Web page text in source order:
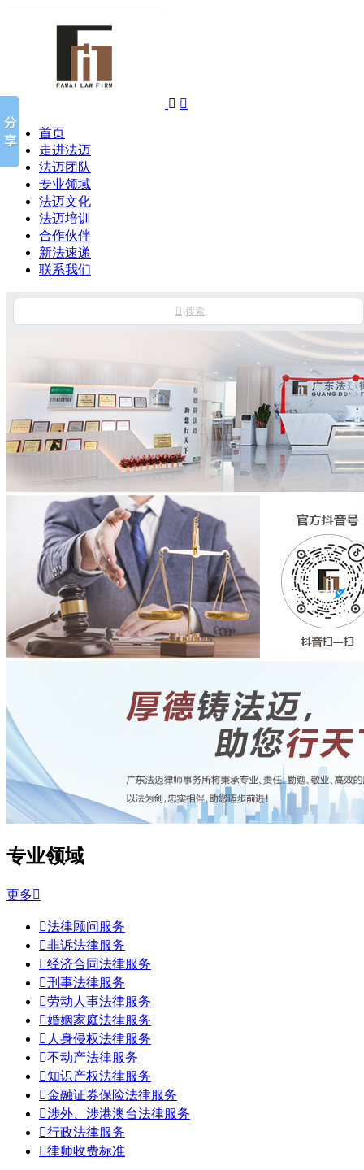
 
首页
走进法迈
法迈团队
专业领域
法迈文化
法迈培训
合作伙伴
新法速递
联系我们
 搜索
专业领域
更多
法律顾问服务
非诉法律服务
经济合同法律服务
刑事法律服务
劳动人事法律服务
婚姻家庭法律服务
 人身侵权法律服务
不动产法律服务
知识产权法律服务
金融证券保险法律服务
涉外、涉港澳台法律服务
行政法律服务
律师收费标准